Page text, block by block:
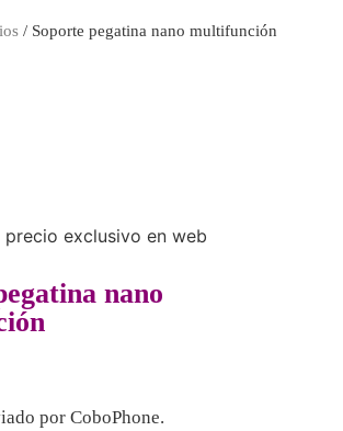
/ Soporte pegatina nano multifunción
nano
por CoboPhone.